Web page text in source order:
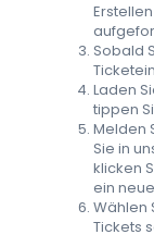
Sobald
Laden
tippen
Melden
Sie in
klicken
ein
Wählen
Tickets